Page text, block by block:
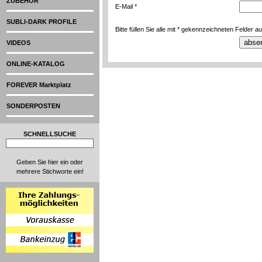
SCHNELLSUCHE
Geben Sie hier ein oder
mehrere Stichworte ein!
E-Mail *
Bitte füllen Sie alle mit * gekennzeichneten Felder
SUBLI-DARK PROFILE
VIDEOS
ONLINE-KATALOG
FOREVER Marktplatz
SONDERPOSTEN